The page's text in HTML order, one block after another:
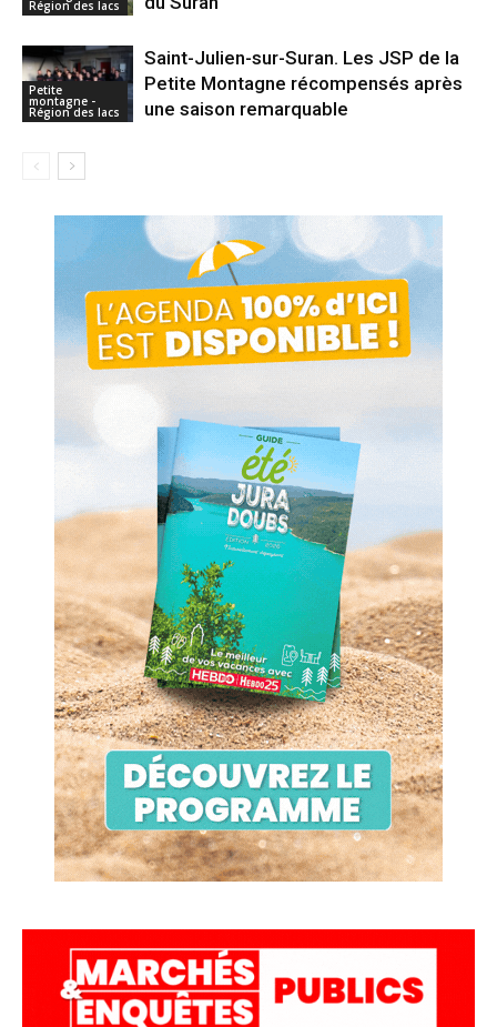
Région des lacs
Petite
montagne -
Région des lacs
Saint-Julien-sur-Suran. Les JSP de la
Petite Montagne récompensés après
une saison remarquable